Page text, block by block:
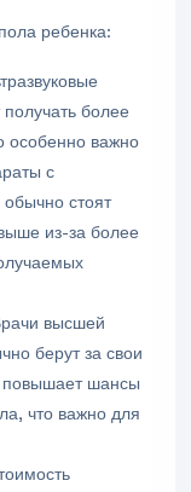
ребенка:
более
особенно важно
с
стоят
из-за более
высшей
берут за свои
повышает шансы
что важно для